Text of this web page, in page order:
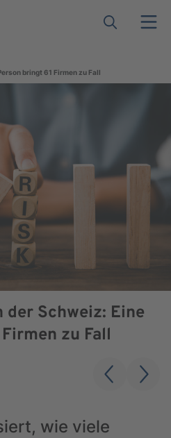
bringt 61 Firmen zu Fall
Schweiz: Eine
zu Fall
wie viele